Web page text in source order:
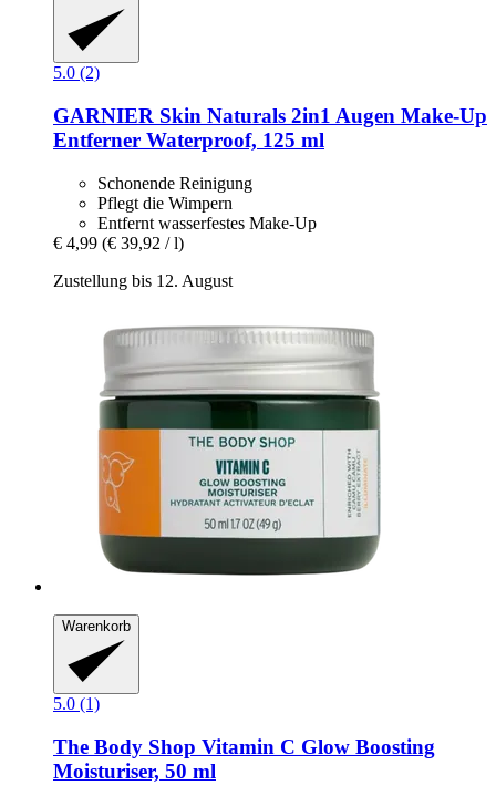
5.0 (2)
GARNIER Skin Naturals 2in1 Augen Make-​Up
Entferner Waterproof, 125 ml
Schonende Reinigung
Pflegt die Wimpern
Entfernt wasserfestes Make-Up
€ 4,99 (€ 39,92 / l)
Zustellung bis 12. August
Warenkorb
5.0 (1)
The Body Shop Vitamin C Glow Boosting
Moisturiser, 50 ml